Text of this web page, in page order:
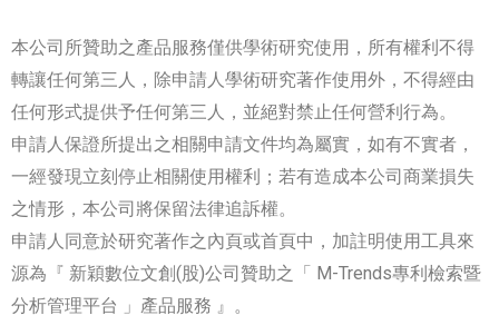
本公司所贊助之產品服務僅供學術研究使用，所有權利不得
轉讓任何第三人，除申請人學術研究著作使用外，不得經由
任何形式提供予任何第三人，並絕對禁止任何營利行為。
申請人保證所提出之相關申請文件均為屬實，如有不實者，
一經發現立刻停止相關使用權利；若有造成本公司商業損失
之情形，本公司將保留法律追訴權。
申請人同意於研究著作之內頁或首頁中，加註明使用工具來
源為『 新穎數位文創(股)公司贊助之「 M-Trends專利檢索暨
分析管理平台 」產品服務 』。